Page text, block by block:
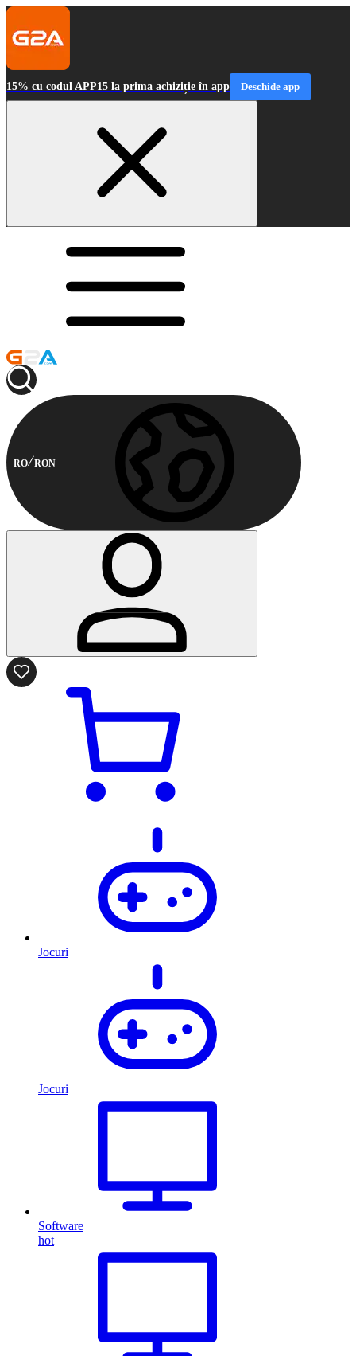
15% cu codul APP15 la prima achiziție în app Deschide app
RO RON
Jocuri
Jocuri
Software
hot